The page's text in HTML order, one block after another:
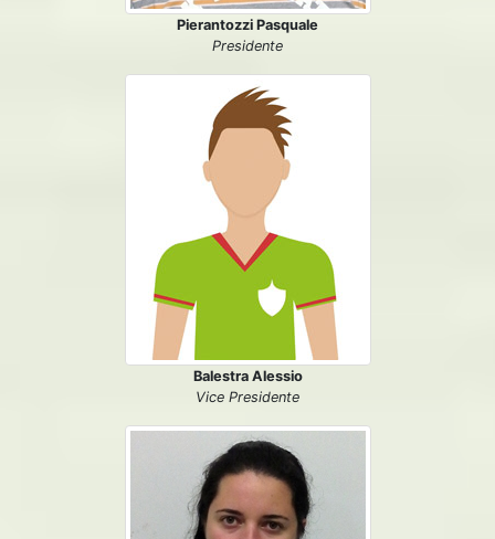
Pierantozzi Pasquale
Presidente
Balestra Alessio
Vice Presidente